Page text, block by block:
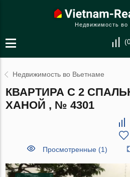
Недвижимость во
(
Недвижимость во Вьетнаме
КВАРТИРА С 2
ХАНОЙ , № 4301
Просмотренные (1)